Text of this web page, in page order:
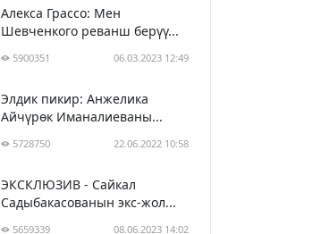
Алекса Грассо: Мен
Шевченкого реванш берүү...
5900351 06.03.2023 12:49
Элдик пикир: Анжелика
Айчүрөк Иманалиеваны...
5728750 22.06.2022 10:58
ЭКСКЛЮЗИВ - Сайкал
Садыбакасованын экс-жол...
5659339 08.06.2023 14:02